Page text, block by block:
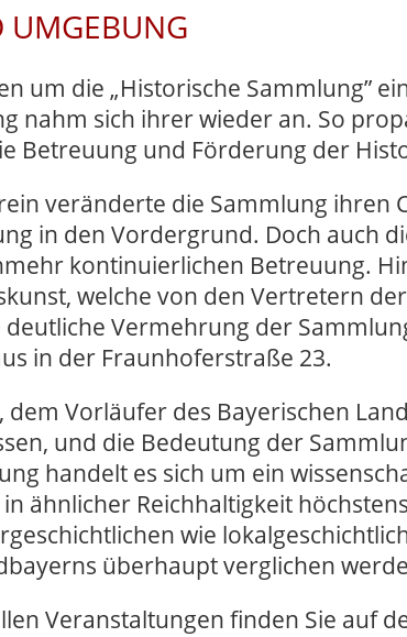
UMGEBUNG
um die „Historische Sammlung”
nahm sich ihrer wieder an. So
Betreuung und Förderung der
veränderte die Sammlung ihren
in den Vordergrund. Doch auch
kontinuierlichen Betreuung.
welche von den Vertretern
Vermehrung der
in der Fraunhoferstraße 23.
Vorläufer des Bayerischen
und die Bedeutung der
handelt es sich um ein
ähnlicher Reichhaltigkeit
wie
überhaupt verglichen
Veranstaltungen finden Sie auf